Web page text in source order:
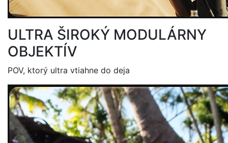
ULTRA ŠIROKÝ MODULÁRNY
OBJEKTÍV
POV, ktorý ultra vtiahne do deja